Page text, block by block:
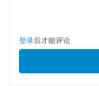
登录后才能评论